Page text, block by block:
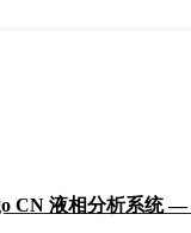
CN 液相分析系统 —